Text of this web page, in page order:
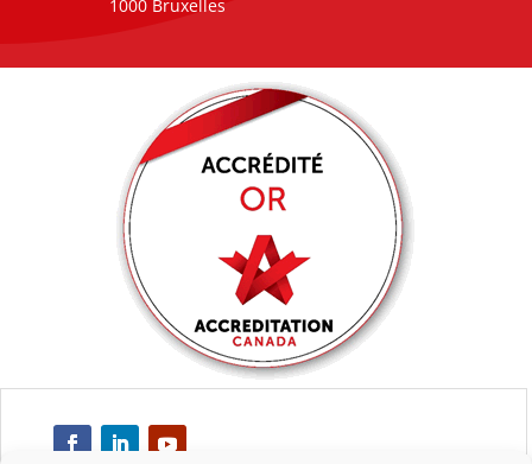
1000 Bruxelles